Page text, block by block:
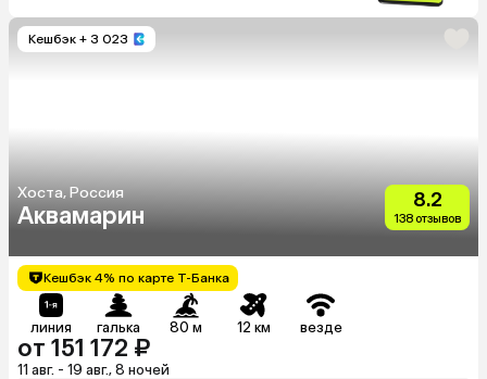
Кешбэк + 3 023
Хоста, Россия
Аквамарин
8.2
138 отзывов
Кешбэк 4% по карте Т-Банка
линия галька 80 м 12 км везде
от 151 172 ₽
11 авг. - 19 авг., 8 ночей